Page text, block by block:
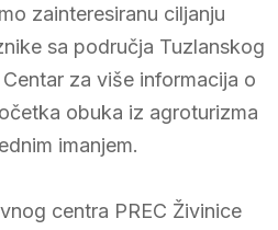
zainteresiranu ciljanju
sa područja Tuzlanskog
za više informacija o
obuka iz agroturizma
imanjem.
centra PREC Živinice